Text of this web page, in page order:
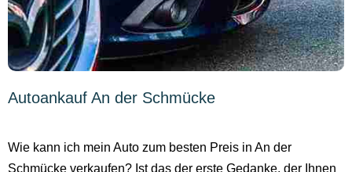
Autoankauf An der Schmücke
Wie kann ich mein Auto zum besten Preis in An der
Schmücke verkaufen? Ist das der erste Gedanke, der Ihnen